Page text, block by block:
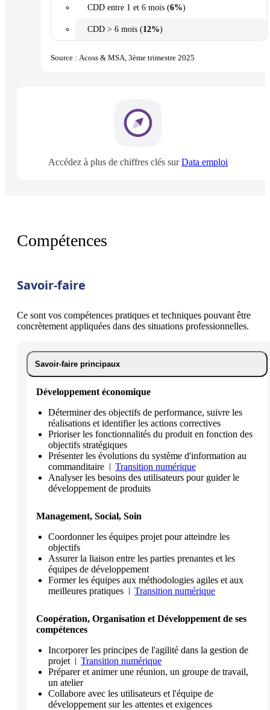
CDD entre 1 et 6 mois (6%)
CDD > 6 mois (12%)
Source : Acoss & MSA, 3ème trimestre 2025
Accédez à plus de chiffres clés surData emploi
Compétences
Savoir-faire
Ce sont vos compétences pratiques et techniques pouvant être
concrètement appliquées dans des situations professionnelles.
Savoir-faire principaux
Développement économique
Déterminer des objectifs de performance, suivre les
réalisations et identifier les actions correctives
Prioriser les fonctionnalités du produit en fonction des
objectifs stratégiques
Présenter les évolutions du système d'information au
commanditaire
Transition numérique
Analyser les besoins des utilisateurs pour guider le
développement de produits
Management, Social, Soin
Coordonner les équipes projet pour atteindre les
objectifs
Assurer la liaison entre les parties prenantes et les
équipes de développement
Former les équipes aux méthodologies agiles et aux
meilleures pratiques
Transition numérique
Coopération, Organisation et Développement de ses
compétences
Incorporer les principes de l'agilité dans la gestion de
projet
Transition numérique
Préparer et animer une réunion, un groupe de travail,
un atelier
Collabore avec les utilisateurs et l'équipe de
développement sur les attentes et exigences